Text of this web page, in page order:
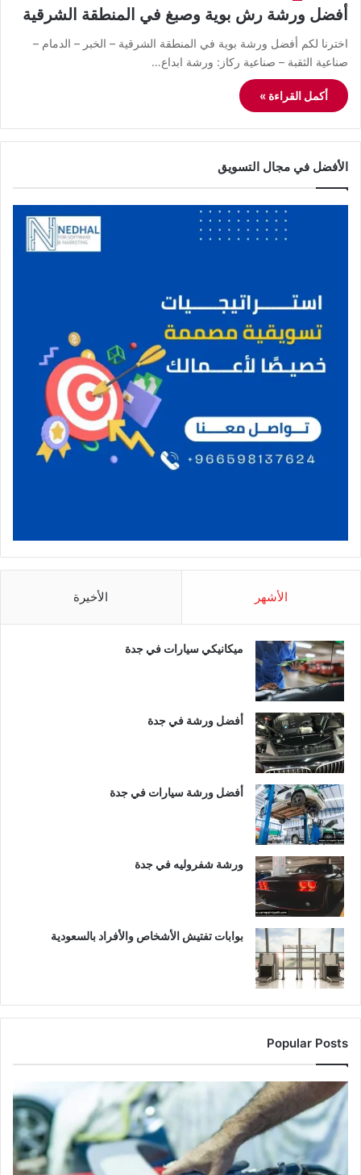
أفضل ورشة رش بوية وصبغ في المنطقة الشرقية
اخترنا لكم أفضل ورشة بوية في المنطقة الشرقية – الخبر – الدمام –
صناعية الثقبة – صناعية ركاز: ورشة ابداع…
أكمل القراءة »
الأفضل في مجال التسويق
الأشهر الأخيرة
ميكانيكي سيارات في جدة
أفضل ورشة في جدة
أفضل ورشة سيارات في جدة
ورشة شفروليه في جدة
بوابات تفتيش الأشخاص والأفراد بالسعودية
Popular Posts